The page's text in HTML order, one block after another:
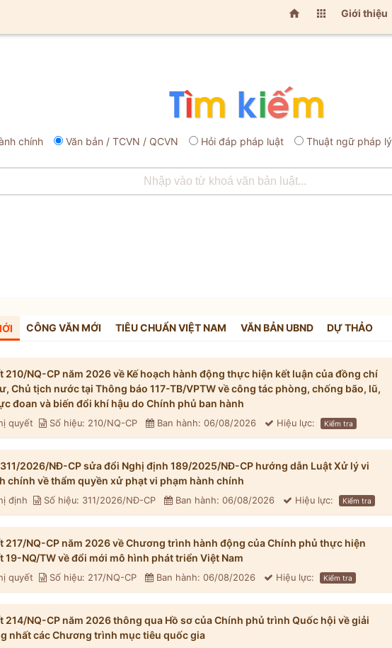
  Giới thiệu
chính Văn bản / TCVN / QCVN Hỏi đáp pháp luật Thuật ngữ pháp lý
CÔNG VĂN MỚI TIÊU CHUẨN VIỆT NAM VĂN BẢN UBND DỰ THẢO
210/NQ-CP năm 2026 về Kế hoạch hành động thực hiện kết luận của đồng chí
Chủ tịch nước tại Thông báo 117-TB/VPTW về công tác phòng, chống bão, lũ,
đoan và biến đổi khí hậu do Chính phủ ban hành
quyết Số hiệu: 210/NQ-CP Ban hành: 06/08/2026 Hiệu lực: Kiểm tra
2026/NĐ-CP sửa đổi Nghị định 189/2025/NĐ-CP hướng dẫn Luật Xử lý vi
chính về thẩm quyền xử phạt vi phạm hành chính
định Số hiệu: 311/2026/NĐ-CP Ban hành: 06/08/2026 Hiệu lực: Kiểm tra
217/NQ-CP năm 2026 về Chương trình hành động của Chính phủ thực hiện
19-NQ/TW về đổi mới mô hình phát triển Việt Nam
quyết Số hiệu: 217/NQ-CP Ban hành: 06/08/2026 Hiệu lực: Kiểm tra
214/NQ-CP năm 2026 thông qua Hồ sơ của Chính phủ trình Quốc hội về giải
nhất các Chương trình mục tiêu quốc gia